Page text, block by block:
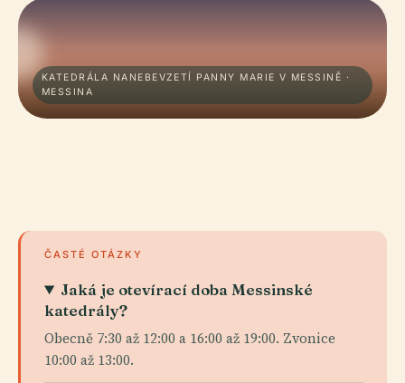
KATEDRÁLA NANEBEVZETÍ PANNY MARIE V MESSINĚ ·
MESSINA
ČASTÉ OTÁZKY
Jaká je otevírací doba Messinské
katedrály?
Obecně 7:30 až 12:00 a 16:00 až 19:00. Zvonice
10:00 až 13:00.